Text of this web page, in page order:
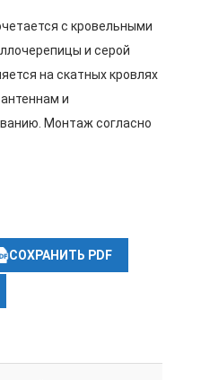
с кровельными
и серой
на скатных кровлях
и
Монтаж согласно
СОХРАНИТЬ PDF